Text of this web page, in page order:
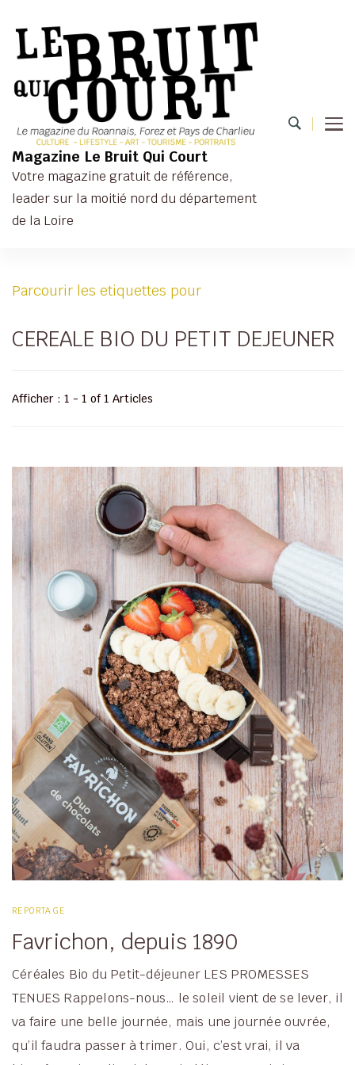
Magazine Le Bruit Qui Court
Votre magazine gratuit de référence,
leader sur la moitié nord du département
de la Loire
Parcourir les etiquettes pour
CEREALE BIO DU PETIT DEJEUNER
Afficher : 1 - 1 of 1 Articles
REPORTAGE
Favrichon, depuis 1890
Céréales Bio du Petit-déjeuner LES PROMESSES
TENUES Rappelons-nous… le soleil vient de se lever, il
va faire une belle journée, mais une journée ouvrée,
qu’il faudra passer à trimer. Oui, c’est vrai, il va